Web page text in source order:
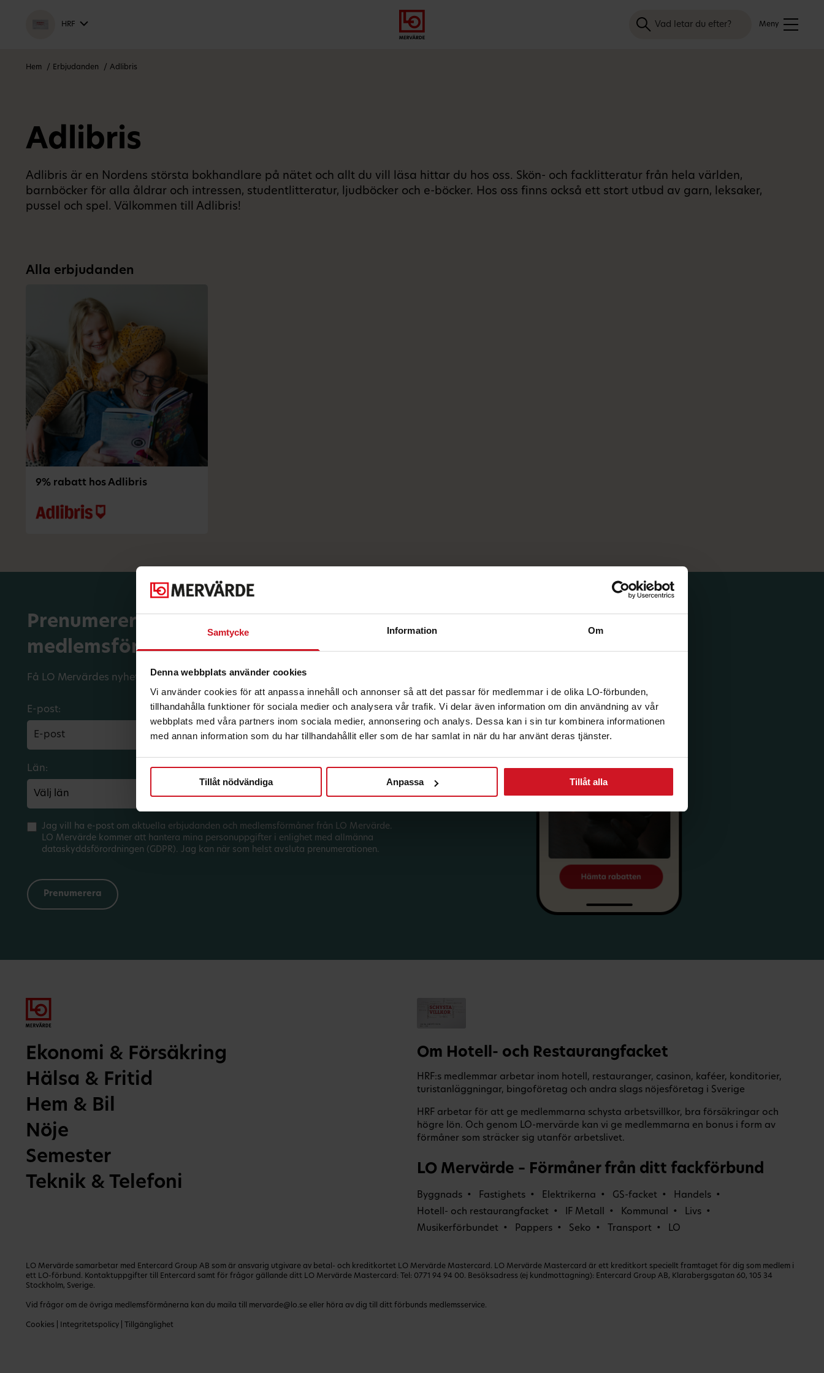
Samtycke Information Om
Denna webbplats använder cookies
Vi använder cookies för att anpassa innehåll och annonser så att det passar för medlemmar i de olika LO-förbunden,
tillhandahålla funktioner för sociala medier och analysera vår trafik. Vi delar även information om din användning av vår
webbplats med våra partners inom sociala medier, annonsering och analys. Dessa kan i sin tur kombinera informationen
med annan information som du har tillhandahållit eller som de har samlat in när du har använt deras tjänster.
Tillåt nödvändiga Anpassa Tillåt alla
till
meny
in
till
innehåll
HRF Meny
Sök
Hem Erbjudanden Adlibris
Adlibris
Adlibris är en Nordens största bokhandlare på nätet och allt du vill läsa hittar du hos oss. Skön- och facklitteratur från hela världen,
barnböcker för alla åldrar och intressen, studentlitteratur, ljudböcker och e-böcker. Hos oss finns också ett stort utbud av garn, leksaker,
pussel och spel. Välkommen till Adlibris!
Alla erbjudanden
9% rabatt hos Adlibris
Prenumerera på dina
medlemsförmåner.
Få LO Mervärdes nyhetsbrev varje månad till din inkorg.
E-post:
Län: Förbund:
Jag vill ha e-post om aktuella erbjudanden och medlemsförmåner från LO Mervärde.
LO Mervärde kommer att hantera mina personuppgifter i enlighet med allmänna
dataskyddsförordningen (GDPR). Jag kan när som helst avsluta prenumerationen.
Ekonomi & Försäkring
Hälsa & Fritid
Hem & Bil
Nöje
Semester
Teknik & Telefoni
Om Hotell- och Restaurangfacket
HRF:s medlemmar arbetar inom hotell, restauranger, casinon, kaféer, konditorier,
turistanläggningar, bingoföretag och andra slags nöjesföretag i Sverige
HRF arbetar för att ge medlemmarna schysta arbetsvillkor, bra försäkringar och
högre lön. Och genom LO-mervärde kan vi ge medlemmarna en bonus i form av
förmåner som sträcker sig utanför arbetslivet.
LO Mervärde – Förmåner från ditt fackförbund
Byggnads Fastighets Elektrikerna GS-facket
Handels
Hotell- och restaurangfacket
IF Metall Kommunal
Livs
Musikerförbundet
Pappers Seko Transport LO
LO Mervärde samarbetar med Entercard Group AB som är ansvarig utgivare av betal- och kreditkortet LO Mervärde Mastercard. LO Mervärde Mastercard är ett kreditkort speciellt framtaget för dig som medlem i
ett LO-förbund. Kontaktuppgifter till Entercard samt för frågor gällande ditt LO Mervärde Mastercard: Tel: 0771 94 94 00. Besöksadress (ej kundmottagning): Entercard Group AB, Klarabergsgatan 60, 105 34
Stockholm, Sverige.
Vid frågor om de övriga medlemsförmånerna kan du maila till mervarde@lo.se eller höra av dig till ditt förbunds medlemsservice.
Cookies Integritetspolicy Tillgänglighet